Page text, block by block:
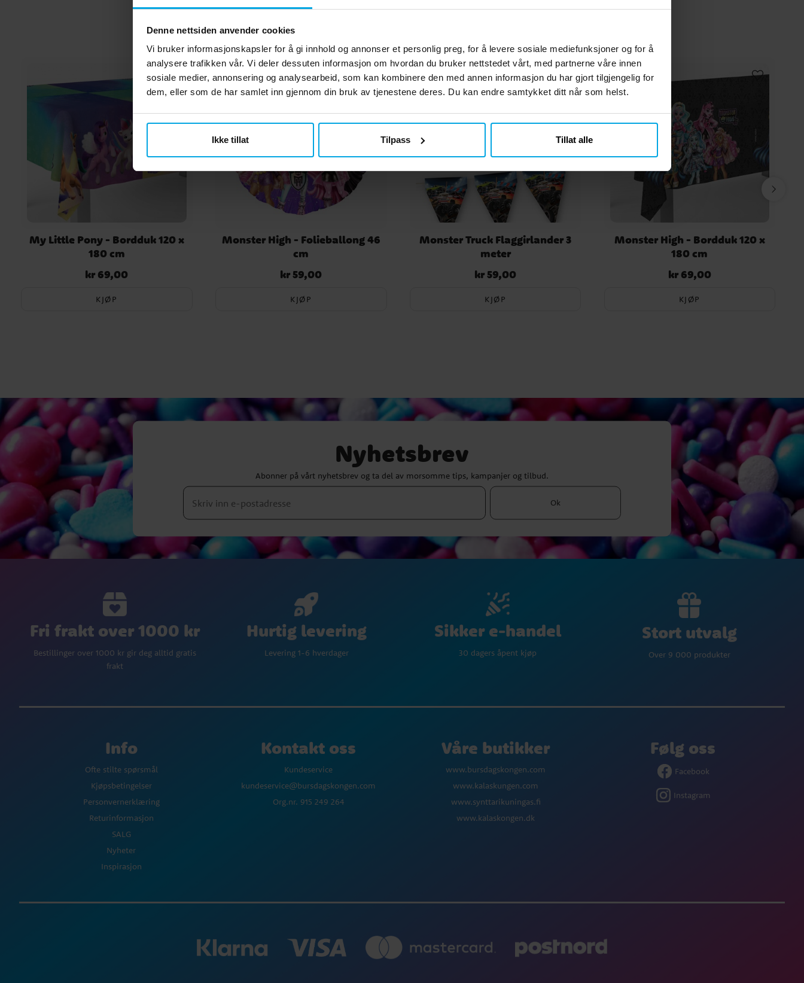
Denne nettsiden anvender cookies
Vi bruker informasjonskapsler for å gi innhold og annonser et personlig preg, for å levere sosiale mediefunksjoner og for å
analysere trafikken vår. Vi deler dessuten informasjon om hvordan du bruker nettstedet vårt, med partnerne våre innen
sosiale medier, annonsering og analysearbeid, som kan kombinere den med annen informasjon du har gjort tilgjengelig for
dem, eller som de har samlet inn gjennom din bruk av tjenestene deres. Du kan endre samtykket ditt når som helst.
Ikke tillat Tilpass Tillat alle
Andre kjøpte også
My Little Pony - Bordduk 120 x
180 cm
Pris :kr 69,00
kr 69,00
KJØP
Monster High - Folieballong 46
cm
Pris :kr 59,00
kr 59,00
KJØP
Monster Truck Flaggirlander 3
meter
Pris :kr 59,00
kr 59,00
KJØP
Monster High - Bordduk 120 x
180 cm
Pris :kr 69,00
kr 69,00
KJØP
Nyhetsbrev
Abonner på vårt nyhetsbrev og ta del av morsomme tips, kampanjer og tilbud.
Ok
Fri frakt over 1000 kr
Bestillinger over 1000 kr gir deg alltid gratis
frakt
Hurtig levering
Levering 1-6 hverdager
Sikker e-handel
30 dagers åpent kjøp
Stort utvalg
Over 9 000 produkter
Info
Ofte stilte spørsmål
Kjøpsbetingelser
Personvernerklæring
Returinformasjon
SALG
Nyheter
Inspirasjon
Kontakt oss
Kundeservice
kundeservice@bursdagskongen.com
Org.nr. 915 249 264
Våre butikker
www.bursdagskongen.com
www.kalaskungen.com
www.synttarikuningas.fi
www.kalaskongen.dk
Følg oss
Facebook
Instagram